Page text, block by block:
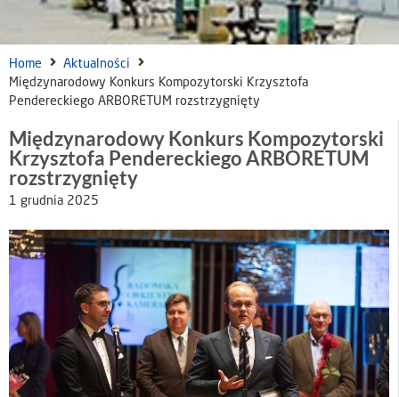
Home
Aktualności
Międzynarodowy Konkurs Kompozytorski Krzysztofa
Pendereckiego ARBORETUM rozstrzygnięty
Międzynarodowy Konkurs Kompozytorski
Krzysztofa Pendereckiego ARBORETUM
rozstrzygnięty
1 grudnia 2025